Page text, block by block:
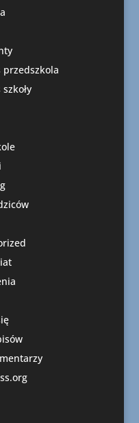
przedszkola
szkoły